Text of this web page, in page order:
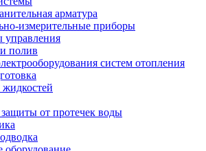
арматура
измерительные приборы
полив
систем отопления
жидкостей
от протечек воды